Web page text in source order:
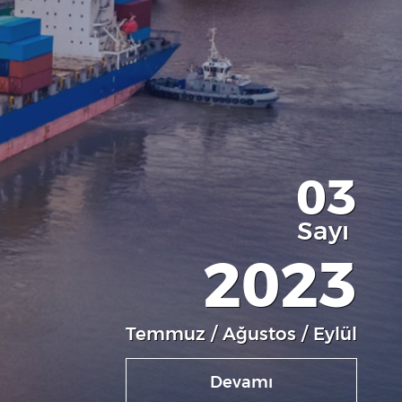
03
Sayı
2023
Temmuz / Ağustos / Eylül
Devamı